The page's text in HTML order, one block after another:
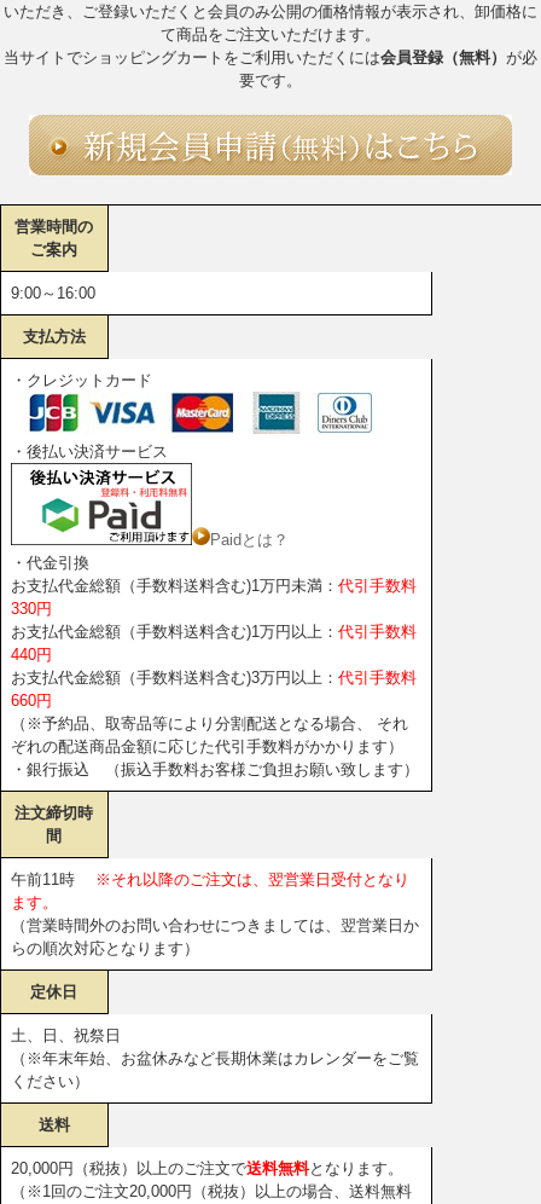
いただき、ご登録いただくと会員のみ公開の価格情報が表示され、卸価格に
て商品をご注文いただけます。
当サイトでショッピングカートをご利用いただくには会員登録（無料） が必
要です。
営業時間の
ご案内
9:00～16:00
支払方法
・クレジットカード
・後払い決済サービス
Paidとは？
・代金引換
お支払代金総額（手数料送料含む)1万円未満： 代引手数料
330円
お支払代金総額（手数料送料含む)1万円以上： 代引手数料
440円
お支払代金総額（手数料送料含む)3万円以上： 代引手数料
660円
（※予約品、取寄品等により分割配送となる場合、 それ
ぞれの配送商品金額に応じた代引手数料がかかります）
・銀行振込 （振込手数料お客様ご負担お願い致します）
注文締切時
間
午前11時
※それ以降のご注文は、翌営業日受付となり
ます。
（営業時間外のお問い合わせにつきましては、翌営業日か
らの順次対応となります）
定休日
土、日、祝祭日
（※年末年始、お盆休みなど長期休業はカレンダーをご覧
ください）
送料
20,000円（税抜）以上のご注文で送料無料となります。
（※1回のご注文20,000円（税抜）以上の場合、送料無料